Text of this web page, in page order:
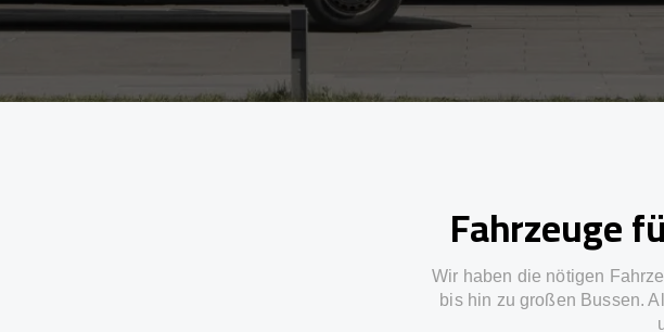
Fahrzeuge
Wir haben die nötigen
bis hin zu großen Bussen.